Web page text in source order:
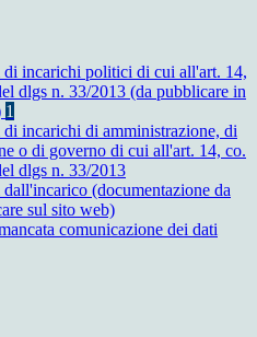
incarichi politici di cui all'art. 14,
dlgs n. 33/2013 (da pubblicare in
1
incarichi di amministrazione, di
o di governo di cui all'art. 14, co.
dlgs n. 33/2013
dall'incarico (documentazione da
sul sito web)
comunicazione dei dati